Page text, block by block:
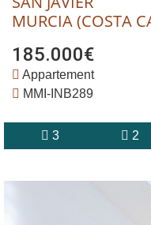
MURCIA (COSTA
185.000€
Appartement
MMI-INB289
3 2